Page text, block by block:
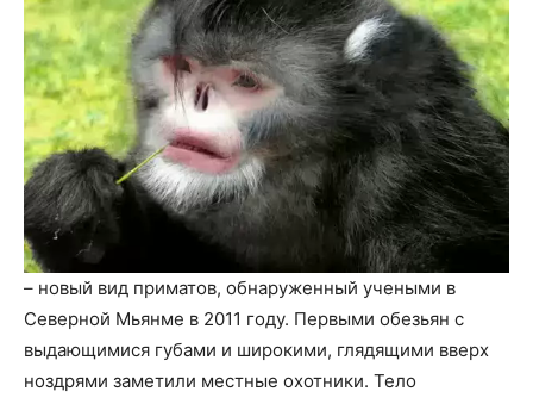
– новый вид приматов, обнаруженный учеными в
Северной Мьянме в 2011 году. Первыми обезьян с
выдающимися губами и широкими, глядящими вверх
ноздрями заметили местные охотники. Тело